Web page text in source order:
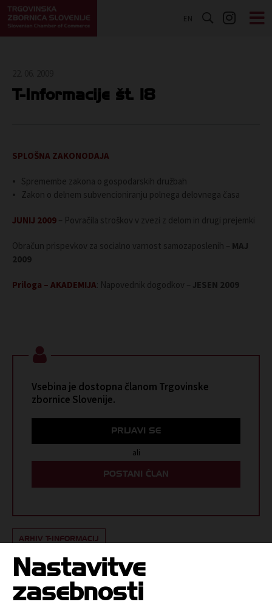
EN
T-Informacije št. 18
SPLOŠNA ZAKONODAJA
Spremembe zakona o gospodarskih družbah
Zakon o delnem subvencioniranju polnega delovnega časa
JUNIJ 2009 – Povračila stroškov v zvezi z delom in drugi prejemki
Obračun prispevkov za socialno varnost samozaposlenih – MAJ
2009
Priloga – AKADEMIJA : Napovednik dogodkov – JESEN 2009
Vsebina je dostopna članom Trgovinske
zbornice Slovenije.
PRIJAVI SE
ali
POSTANI ČLAN
ARHIV T-INFORMACIJ
Nastavitve
zasebnosti